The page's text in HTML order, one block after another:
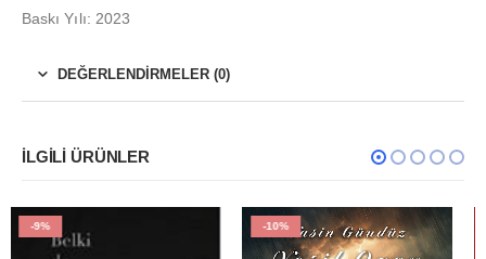
Baskı Yılı: 2023
DEĞERLENDIRMELER (0)
İLGILI ÜRÜNLER
-10% -10%